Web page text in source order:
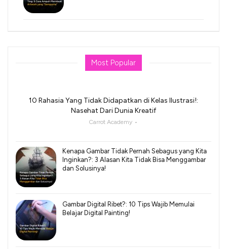
Most Popular
10 Rahasia Yang Tidak Didapatkan di Kelas Ilustrasi!:
Nasehat Dari Dunia Kreatif
Carrot Academy
Kenapa Gambar Tidak Pernah Sebagus yang Kita
Inginkan?: 3 Alasan Kita Tidak Bisa Menggambar
dan Solusinya!
Gambar Digital Ribet?: 10 Tips Wajib Memulai
Belajar Digital Painting!